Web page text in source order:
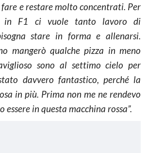
e restare molto concentrati. Per
in F1 ci vuole tanto lavoro di
stare in forma e allenarsi.
mangerò qualche pizza in meno
sono al settimo cielo per
davvero fantastico, perché la
in più. Prima non me ne rendevo
essere in questa macchina rossa”.